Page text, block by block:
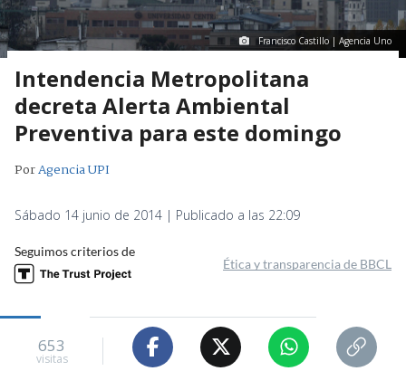
Francisco Castillo | Agencia Uno
Intendencia Metropolitana
decreta Alerta Ambiental
Preventiva para este domingo
PorAgencia UPI
Sábado 14 junio de 2014 | Publicado a las 22:09
Seguimos criterios de
Ética y transparencia de BBCL
653
visitas